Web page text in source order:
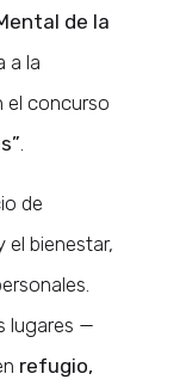
de la
a la
el concurso
de
el bienestar,
lugares —
refugio,